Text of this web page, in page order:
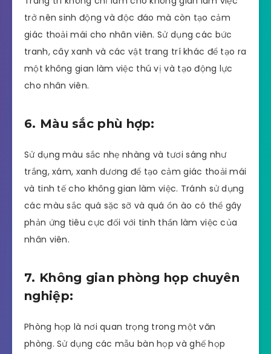
trở nên sinh động và độc đáo mà còn tạo cảm
giác thoải mái cho nhân viên. Sử dụng các bức
tranh, cây xanh và các vật trang trí khác để tạo ra
một không gian làm việc thú vị và tạo động lực
cho nhân viên.
6. Màu sắc phù hợp:
Sử dụng màu sắc nhẹ nhàng và tươi sáng như
trắng, xám, xanh dương để tạo cảm giác thoải mái
và tinh tế cho không gian làm việc. Tránh sử dụng
các màu sắc quá sặc sỡ và quá ồn ào có thể gây
phản ứng tiêu cực đối với tinh thần làm việc của
nhân viên.
7. Không gian phòng họp chuyên
nghiệp:
Phòng họp là nơi quan trọng trong một văn
phòng. Sử dụng các mẫu bàn họp và ghế họp